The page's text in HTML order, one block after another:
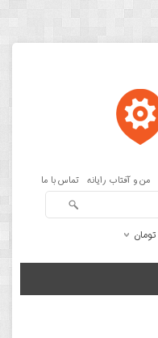
من و آفتاب رایانه تماس با ما